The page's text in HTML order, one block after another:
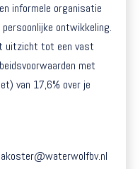
informele organisatie
ontwikkeling.
uitzicht tot een vast
met
van 17,6% over je
akoster@waterwolfbv.nl